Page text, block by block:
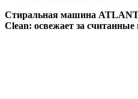
Стиральная машина ATLANT
Clean: освежает за